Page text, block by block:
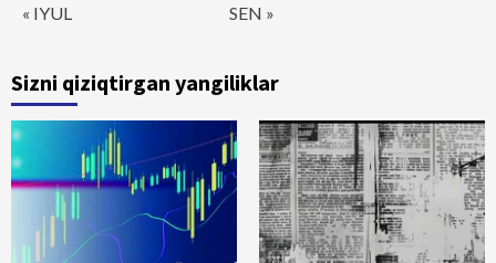
« IYUL SEN »
Sizni qiziqtirgan yangiliklar